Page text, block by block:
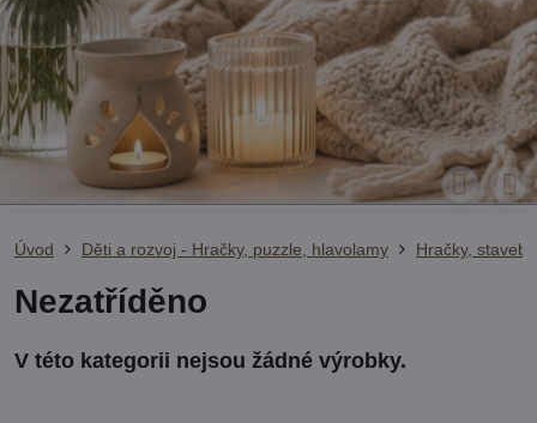
Úvod Děti a rozvoj - Hračky, puzzle, hlavolamy Hračky,
Nezatříděno